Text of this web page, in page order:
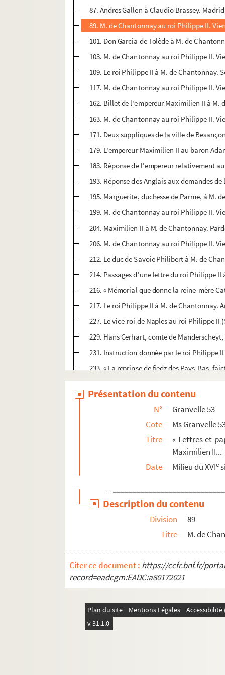
87. Andres Gallen à Claudio Brassey.
89. M. de Chantonnay au roi Philippe II.
101. Don Garcia de Tolède à M. de
103. M. de Chantonnay au roi Philippe II.
109. Le roi Philippe II à M. de Chantonnay.
117. M. de Chantonnay au roi Philippe II.
162. Billet de l'empereur Maximilien II à M.
163. M. de Chantonnay au roi Philippe II.
171. Deux suppliques de la ville de
179. L'empereur Maximilien II au baron
183. Réponse de l'empereur relativement
193. Réponse des Anglais aux demandes
195. Marguerite, duchesse de Parme, à M.
199. M. de Chantonnay au roi Philippe II.
204. Maximilien II à M. de Chantonnay.
206. M. de Chantonnay au roi Philippe II.
212. Le duc de Savoie Philibert à M. de
214. Passages d'une lettre du roi Philippe II
216. « Mémorial que donne la reine-mère
217. Le roi Philippe II à M. de Chantonnay.
227. Le vice-roi de Naples au roi Philippe II
229. Hans Gerhart, comte de
231. Instruction donnée par le roi Philippe
233. « La reprinse de fiedz des Pays-Bas,
235. « Confirmation de l'exemption
239. « Confirmation de l'empereur
Ms Granvelle 56. « Lettres et papiers de
Ms Granvelle 57. « Lettres et papiers de
Ms Granvelle 59. « Lettres et papiers de
Ms Granvelle 60. « Lettres et papiers de
Présentation du contenu
N°
Granvelle 53
Cote
Ms Granvelle
Titre
« Lettres et
Maximilien II...
Date
Milieu du XVIe
Description du contenu
Division
89
Titre
M. de
Citer ce document : https://ccfr.bnf.fr/
record=eadcgm:EADC:a80172021
Plan du site Mentions Légales
v 31.1.0